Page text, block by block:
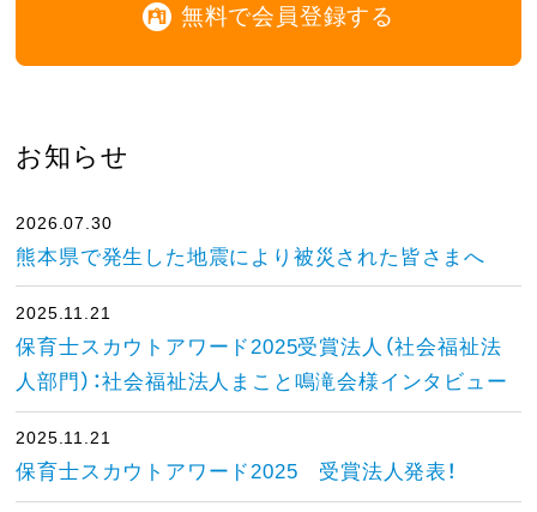
無料で会員登録する
お知らせ
2026.07.30
熊本県で発生した地震により被災された皆さまへ
2025.11.21
保育士スカウトアワード2025受賞法人（社会福祉法
人部門）：社会福祉法人まこと鳴滝会様インタビュー
2025.11.21
保育士スカウトアワード2025 受賞法人発表！